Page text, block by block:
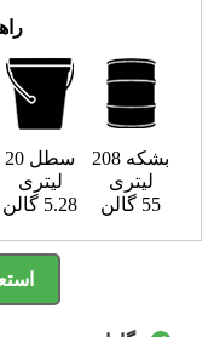
بشکه 208
لیتری
55 گالن
سطل 20
لیتری
5.28 گالن